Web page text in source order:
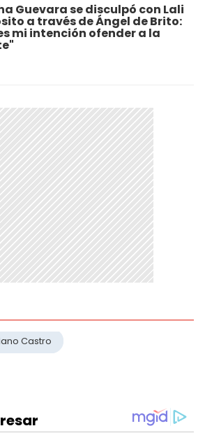
Guevara se disculpó con Lali
a través de Ángel de Brito:
mi intención ofender a la
Castro